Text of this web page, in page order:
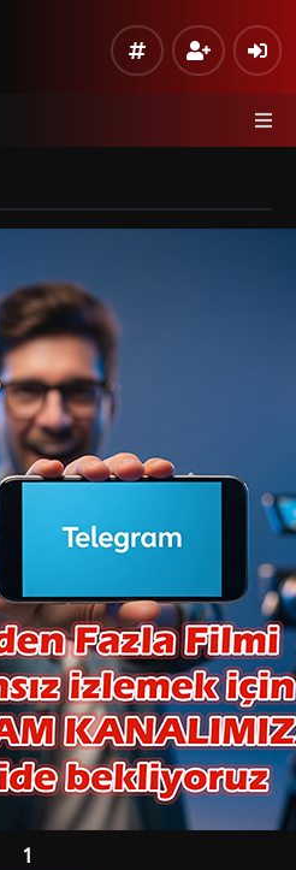
Sinema Modu
Beğenmedim(0)